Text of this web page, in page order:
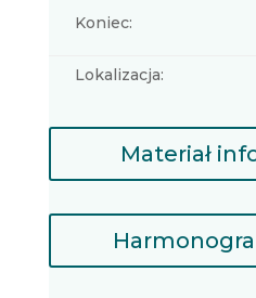
Koniec:
Lokalizacja:
Materiał